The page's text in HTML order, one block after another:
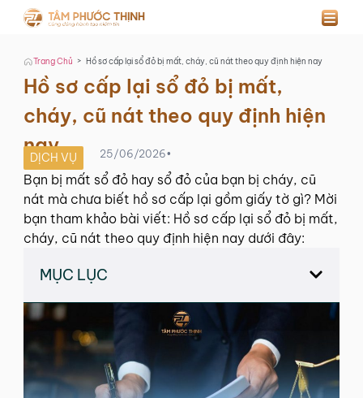
Trang Chủ > Hồ sơ cấp lại sổ đỏ bị mất, cháy, cũ nát theo quy định hiện nay
Hồ sơ cấp lại sổ đỏ bị mất,
cháy, cũ nát theo quy định hiện
nay
DỊCH VỤ 25/06/2026•
Bạn bị mất sổ đỏ hay sổ đỏ của bạn bị cháy, cũ
nát mà chưa biết hồ sơ cấp lại gồm giấy tờ gì? Mời
bạn tham khảo bài viết: Hồ sơ cấp lại sổ đỏ bị mất,
cháy, cũ nát theo quy định hiện nay dưới đây:
MỤC LỤC